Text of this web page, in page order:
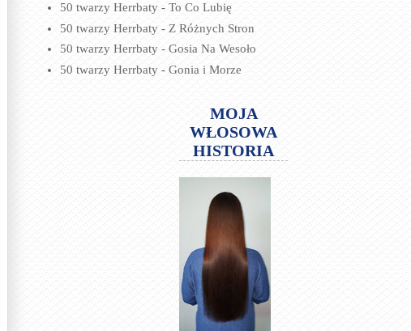
50 twarzy Herrbaty - To Co Lubię
50 twarzy Herrbaty - Z Różnych Stron
50 twarzy Herrbaty - Gosia Na Wesoło
50 twarzy Herrbaty - Gonia i Morze
MOJA
WŁOSOWA
HISTORIA